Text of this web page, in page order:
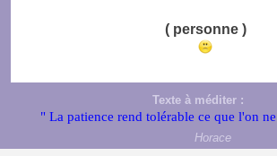
( personne )
Texte à méditer :
" La patience rend tolérable ce que l'on
Horace